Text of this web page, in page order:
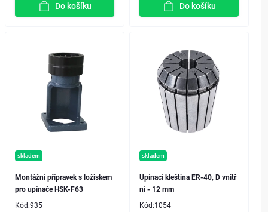
Do košíku Do košíku
skladem
Montážní přípravek s ložiskem
pro upínače HSK-F63
Kód:935
skladem
Upínací kleština ER-40, D vnitř
ní - 12 mm
Kód:1054